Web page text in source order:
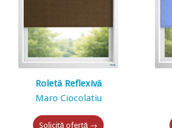
Roletă Reflexivă
Maro Ciocolatiu
Solicită ofertă →